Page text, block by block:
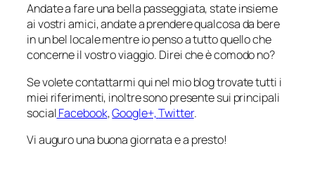
Andate a fare una bella passeggiata, state insieme
ai vostri amici, andate a prendere qualcosa da bere
in un bel locale mentre io penso a tutto quello che
concerne il vostro viaggio. Direi che è comodo no?
Se volete contattarmi qui nel mio blog trovate tutti i
miei riferimenti, inoltre sono presente sui principali
socialFacebook,Google+,Twitter.
Vi auguro una buona giornata e a presto!